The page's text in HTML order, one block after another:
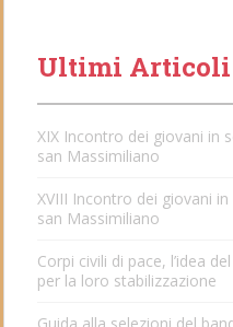
Ultimi Articoli
XIX Incontro dei giovani in
san Massimiliano
XVIII Incontro dei giovani
san Massimiliano
Corpi civili di pace, l’idea
per la loro stabilizzazione